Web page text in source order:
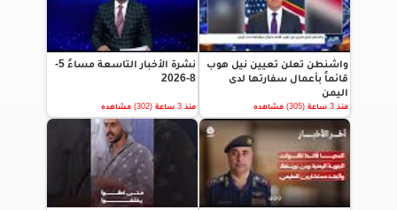
واشنطن تعلن تعيين نيل هوب
قائماً بأعمال سفارتها لدى
اليمن
منذ 3 ساعة (305) مشاهده
نشرة الأخبار التاسعة مساءً 5-
8-2026
منذ 3 ساعة (302) مشاهده